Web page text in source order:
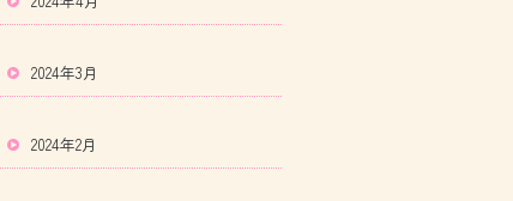
2024年3月
2024年2月